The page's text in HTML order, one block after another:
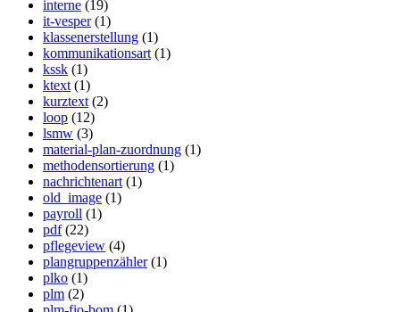
interne (19)
it-vesper (1)
klassenerstellung (1)
kommunikationsart (1)
kssk (1)
ktext (1)
kurztext (2)
loop (12)
lsmw (3)
material-plan-zuordnung (1)
methodensortierung (1)
nachrichtenart (1)
old_image (1)
payroll (1)
pdf (22)
pflegeview (4)
plangruppenzähler (1)
plko (1)
plm (2)